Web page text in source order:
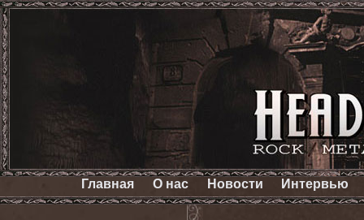
Главная О нас Новости Интервью